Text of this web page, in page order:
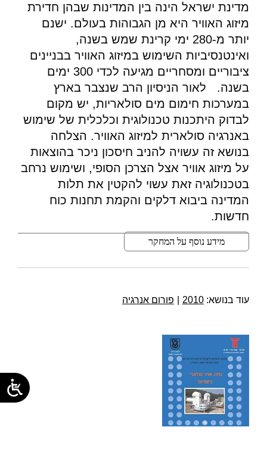
מדינת ישראל הינה בין המדינות שבהן חדירת
מיזוג האוויר היא מן הגבוהות בעולם. ישנם
יותר מ-280 ימי קרינת שמש בשנה,
ואינטנסיביות השימוש במיזוג האוויר בבניינים
ציבוריים ומסחריים מגיעה לכדי 300 ימים
בשנה. לאור הניסיון הרב שנצבר בארץ
במערכות חימום מים סולאריות, יש מקום
לבדוק היתכנות טכנולוגית וכלכלית של שימוש
באנרגיה סולארית למיזוג האוויר. הצלחה
בנושא זה עשויה להניב חיסכון ניכר בהוצאות
על מיזוג אוויר אצל הצרכן הסופי, ושימוש נרחב
בטכנולוגיה זאת עשוי להקטין את תלות
המדינה ביבוא דלקים והקמת תחנות כוח
חדשות.
מידע נוסף על המחקר
עוד בנושא: 2010 פורום אנרגיה